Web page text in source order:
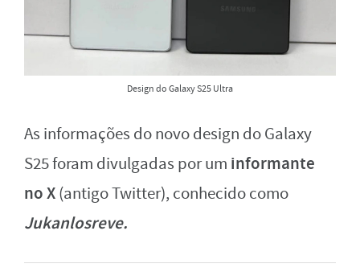
Design do Galaxy S25 Ultra
As informações do novo design do Galaxy
S25 foram divulgadas por um informante
no X(antigo Twitter), conhecido como
Jukanlosreve.